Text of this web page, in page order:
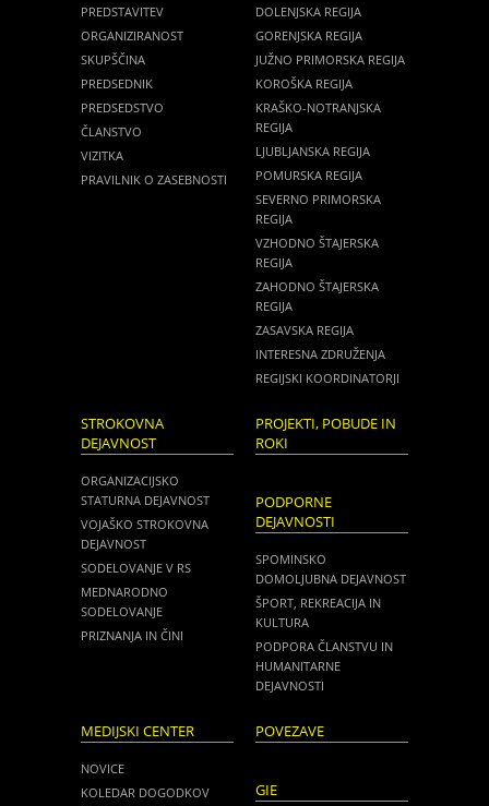
PREDSTAVITEV
ORGANIZIRANOST
SKUPŠČINA
PREDSEDNIK
PREDSEDSTVO
ČLANSTVO
VIZITKA
PRAVILNIK O ZASEBNOSTI
DOLENJSKA REGIJA
GORENJSKA REGIJA
JUŽNO PRIMORSKA REGIJA
KOROŠKA REGIJA
KRAŠKO-NOTRANJSKA
REGIJA
LJUBLJANSKA REGIJA
POMURSKA REGIJA
SEVERNO PRIMORSKA
REGIJA
VZHODNO ŠTAJERSKA
REGIJA
ZAHODNO ŠTAJERSKA
REGIJA
ZASAVSKA REGIJA
INTERESNA ZDRUŽENJA
REGIJSKI KOORDINATORJI
STROKOVNA
DEJAVNOST
ORGANIZACIJSKO
STATURNA DEJAVNOST
VOJAŠKO STROKOVNA
DEJAVNOST
SODELOVANJE V RS
MEDNARODNO
SODELOVANJE
PRIZNANJA IN ČINI
PROJEKTI, POBUDE IN
ROKI
PODPORNE
DEJAVNOSTI
SPOMINSKO
DOMOLJUBNA DEJAVNOST
ŠPORT, REKREACIJA IN
KULTURA
PODPORA ČLANSTVU IN
HUMANITARNE
DEJAVNOSTI
MEDIJSKI CENTER
NOVICE
KOLEDAR DOGODKOV
POVEZAVE
GIE